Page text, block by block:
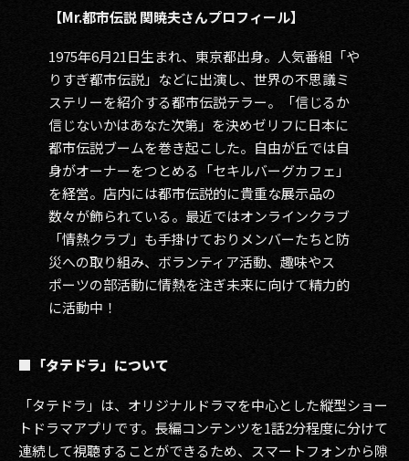
【Mr.都市伝説 関暁夫さんプロフィール】
1975年6月21日生まれ、東京都出身。人気番組「や
りすぎ都市伝説」などに出演し、世界の不思議ミ
ステリーを紹介する都市伝説テラー。「信じるか
信じないかはあなた次第」を決めゼリフに日本に
都市伝説ブームを巻き起こした。自由が丘では自
身がオーナーをつとめる「セキルバーグカフェ」
を経営。店内には都市伝説的に貴重な展示品の
数々が飾られている。最近ではオンラインクラブ
「情熱クラブ」も手掛けておりメンバーたちと防
災への取り組み、ボランティア活動、趣味やス
ポーツの部活動に情熱を注ぎ未来に向けて精力的
に活動中！
■「タテドラ」について
「タテドラ」は、オリジナルドラマを中心とした縦型ショー
トドラマアプリです。長編コンテンツを1話2分程度に分けて
連続して視聴することができるため、スマートフォンから隙